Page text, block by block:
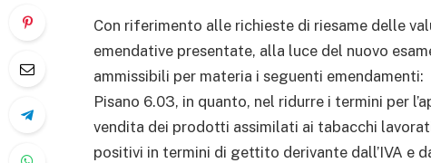
Con riferimento alle richieste di riesame delle
emendative presentate, alla luce del nuovo
ammissibili per materia i seguenti emendamenti:
Pisano 6.03, in quanto, nel ridurre i termini per
vendita dei prodotti assimilati ai tabacchi
positivi in termini di gettito derivante dall’IVA e